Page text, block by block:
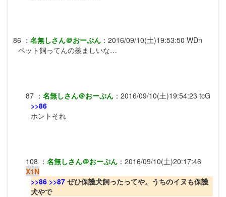
86 ： 名無しさん＠おーぷん ： 2016/09/10(土)19:53:50 WDn
ペット飼ってんの羨ましいな…
87 ： 名無しさん＠おーぷん ： 2016/09/10(土)19:54:23 tcG
>>86
ホントそれ
108 ： 名無しさん＠おーぷん ： 2016/09/10(土)20:17:46
X1N
>>86 >>87 ぜひ保護犬飼ったってや。うちのイヌも保護
犬やで